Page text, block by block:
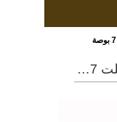
بلكين (3222-26) جراب تابلت 7 بوصة